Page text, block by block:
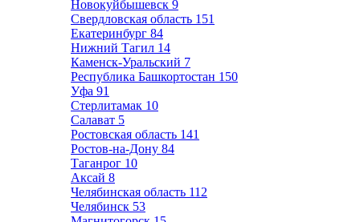
Новокуйбышевск 9
Свердловская область 151
Екатеринбург 84
Нижний Тагил 14
Каменск-Уральский 7
Республика Башкортостан 150
Уфа 91
Стерлитамак 10
Салават 5
Ростовская область 141
Ростов-на-Дону 84
Таганрог 10
Аксай 8
Челябинская область 112
Челябинск 53